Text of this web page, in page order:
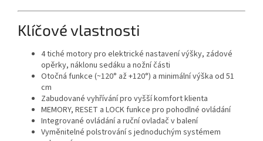
Klíčové vlastnosti
4 tiché motory pro elektrické nastavení výšky, zádové
opěrky, náklonu sedáku a nožní části
Otočná funkce (~120° až +120°) a minimální výška od 51
cm
Zabudované vyhřívání pro vyšší komfort klienta
MEMORY, RESET a LOCK funkce pro pohodlné ovládání
Integrované ovládání a ruční ovladač v balení
Vyměnitelné polstrování s jednoduchým systémem